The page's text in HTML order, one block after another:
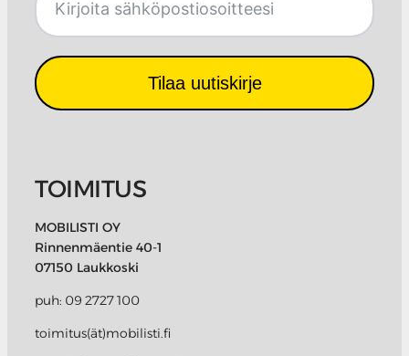
Tilaa uutiskirje
TOIMITUS
MOBILISTI OY
Rinnenmäentie 40-1
07150 Laukkoski
puh: 09 2727 100
toimitus(ät)mobilisti.fi